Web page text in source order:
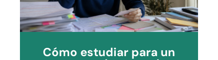
Cómo estudiar para un